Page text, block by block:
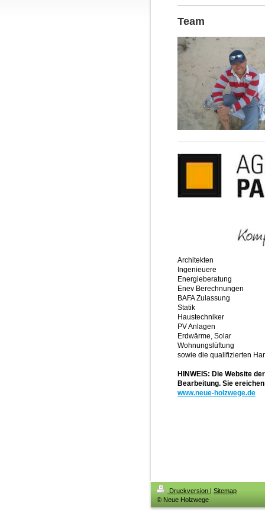
Team
Architekten
Ingenieuere
Energieberatung
Enev Berechnungen
BAFA Zulassung
Statik
Haustechniker
PV Anlagen
Erdwärme, Solar
Wohnungslüftung
sowie die qualifizierten
HINWEIS: Die Website
Bearbeitung. Sie
www.neue-holzwege.de
Druckversion | Sitemap
© Neue Holzwege